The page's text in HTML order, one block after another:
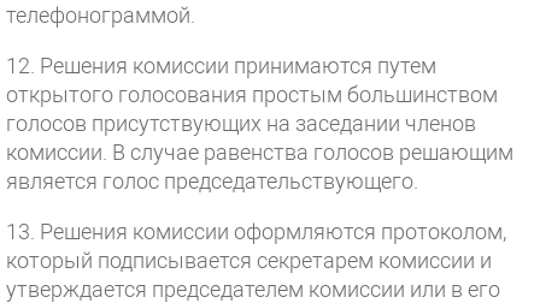
телефонограммой.
12. Решения комиссии принимаются путем
открытого голосования простым большинством
голосов присутствующих на заседании членов
комиссии. В случае равенства голосов решающим
является голос председательствующего.
13. Решения комиссии оформляются протоколом,
который подписывается секретарем комиссии и
утверждается председателем комиссии или в его